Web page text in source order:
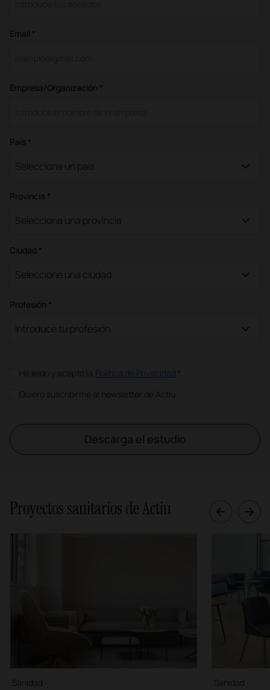
Email *
Empresa/Organización *
País *
Selecciona un país
Provincia *
Selecciona una provincia
Ciudad *
Seleccione una ciudad
Profesión *
Introduce tu profesión
He leído y acepto la Política de Privacidad *
Quiero suscribirme al newsletter de Actiu
Descarga el estudio
Proyectos sanitarios de Actiu
Sanidad · Sanidad ·